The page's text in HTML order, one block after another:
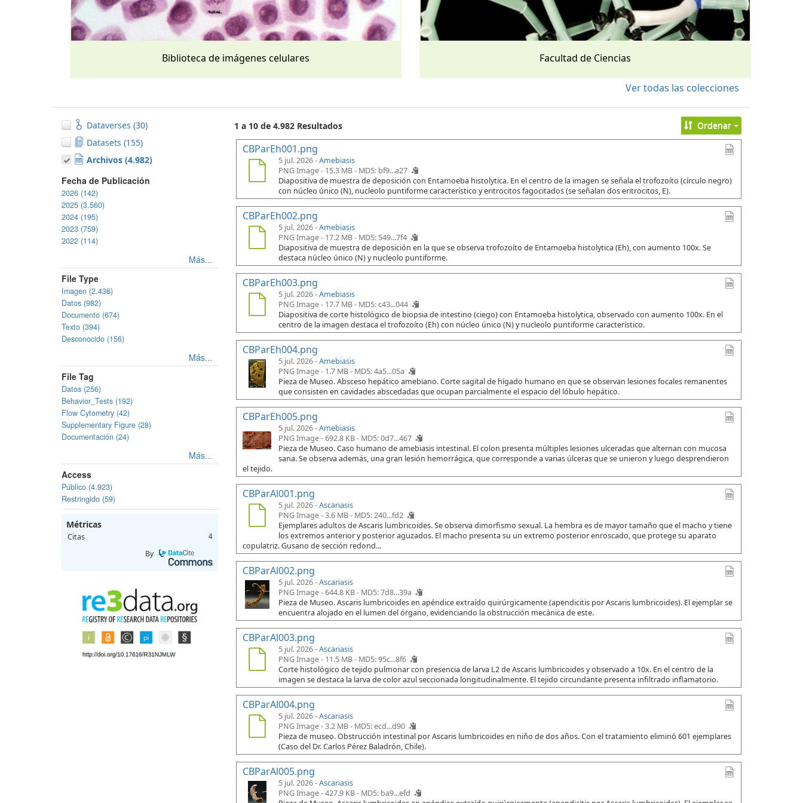
Biblioteca de imágenes celulares Facultad de Ciencias
Ver todas las colecciones
Dataverses (30)
Datasets (155)
Archivos (4.982)
Fecha de Publicación
2026 (142)
2025 (3.560)
2024 (195)
2023 (759)
2022 (114)
Más...
File Type
Imagen (2.436)
Datos (982)
Documento (674)
Texto (394)
Desconocido (156)
Más...
File Tag
Datos (256)
Behavior_Tests (192)
Flow Cytometry (42)
Supplementary Figure (28)
Documentación (24)
Más...
Access
Público (4.923)
Restringido (59)
Métricas
Citas 4
By
1 a 10 de 4.982 Resultados Ordenar
CBParEh001.png
5 jul. 2026 -Amebiasis
PNG Image - 15.3 MB - MD5: bf9...a27
Diapositiva de muestra de deposición con Entamoeba histolytica. En el centro de la imagen se señala el trofozoíto (círculo negro)
con núcleo único (N), nucleolo puntiforme característico y eritrocitos fagocitados (se señalan dos eritrocitos, E).
CBParEh002.png
5 jul. 2026 -Amebiasis
PNG Image - 17.2 MB - MD5: 549...7f4
Diapositiva de muestra de deposición en la que se observa trofozoíto de Entamoeba histolytica (Eh), con aumento 100x. Se
destaca núcleo único (N) y nucleolo puntiforme.
CBParEh003.png
5 jul. 2026 -Amebiasis
PNG Image - 17.7 MB - MD5: c43...044
Diapositiva de corte histológico de biopsia de intestino (ciego) con Entamoeba histolytica, observado con aumento 100x. En el
centro de la imagen destaca el trofozoíto (Eh) con núcleo único (N) y nucleolo puntiforme característico.
CBParEh004.png
5 jul. 2026 -Amebiasis
PNG Image - 1.7 MB - MD5: 4a5...05a
Pieza de Museo. Absceso hepático amebiano. Corte sagital de hígado humano en que se observan lesiones focales remanentes
que consisten en cavidades abscedadas que ocupan parcialmente el espacio del lóbulo hepático.
CBParEh005.png
5 jul. 2026 -Amebiasis
PNG Image - 692.8 KB - MD5: 0d7...467
Pieza de Museo. Caso humano de amebiasis intestinal. El colon presenta múltiples lesiones ulceradas que alternan con mucosa
sana. Se observa además, una gran lesión hemorrágica, que corresponde a varias úlceras que se unieron y luego desprendieron
el tejido.
CBParAl001.png
5 jul. 2026 -Ascariasis
PNG Image - 3.6 MB - MD5: 240...fd2
Ejemplares adultos de Ascaris lumbricoides. Se observa dimorfismo sexual. La hembra es de mayor tamaño que el macho y tiene
los extremos anterior y posterior aguzados. El macho presenta su un extremo posterior enroscado, que protege su aparato
copulatriz. Gusano de sección redond...
CBParAl002.png
5 jul. 2026 -Ascariasis
PNG Image - 644.8 KB - MD5: 7d8...39a
Pieza de Museo. Ascaris lumbricoides en apéndice extraído quirúrgicamente (apendicitis por Ascaris lumbricoides). El ejemplar se
encuentra alojado en el lumen del órgano, evidenciando la obstrucción mecánica de este.
CBParAl003.png
5 jul. 2026 -Ascariasis
PNG Image - 11.5 MB - MD5: 95c...8f6
Corte histológico de tejido pulmonar con presencia de larva L2 de Ascaris lumbricoides y observado a 10x. En el centro de la
imagen se destaca la larva de color azul seccionada longitudinalmente. El tejido circundante presenta infiltrado inflamatorio.
CBParAl004.png
5 jul. 2026 -Ascariasis
PNG Image - 3.2 MB - MD5: ecd...d90
Pieza de museo. Obstrucción intestinal por Ascaris lumbricoides en niño de dos años. Con el tratamiento eliminó 601 ejemplares
(Caso del Dr. Carlos Pérez Baladrón, Chile).
CBParAl005.png
5 jul. 2026 -Ascariasis
PNG Image - 427.9 KB - MD5: ba9...efd